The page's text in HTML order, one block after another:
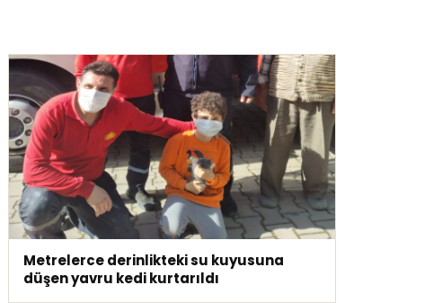
Metrelerce derinlikteki su kuyusuna
düşen yavru kedi kurtarıldı